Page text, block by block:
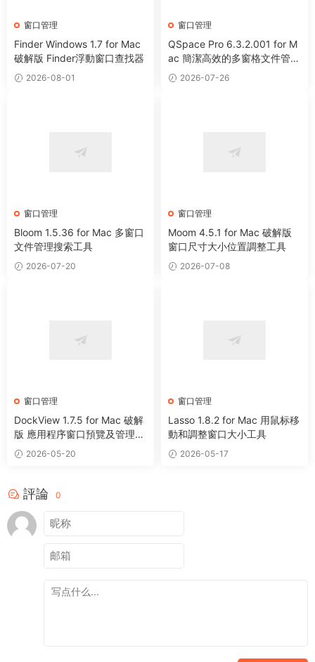
窗口管理
Finder Windows 1.7 for Mac
破解版 Finder浮動窗口查找器
2026-08-01
窗口管理
QSpace Pro 6.3.2.001 for M
ac 簡潔高效的多窗格文件管理
器 2026-07-26
窗口管理
Bloom 1.5.36 for Mac 多窗口
文件管理搜索工具
2026-07-20
窗口管理
Moom 4.5.1 for Mac 破解版
窗口尺寸大小位置調整工具
2026-07-08
窗口管理
DockView 1.7.5 for Mac 破解
版 應用程序窗口預覽及管理工
具 2026-05-20
窗口管理
Lasso 1.8.2 for Mac 用鼠标移
動和調整窗口大小工具
2026-05-17
評論 0